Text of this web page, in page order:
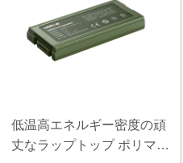
低温高エネルギー密度の頑
丈なラップトップ ポリマー